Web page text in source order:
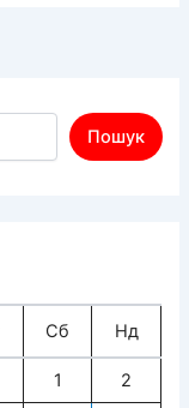
Пошук
Сб Нд
1 2